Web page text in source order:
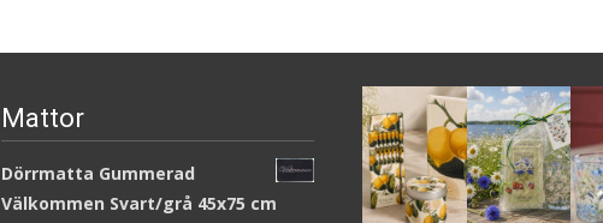
Mattor
Dörrmatta Gummerad
Välkommen Svart/grå 45x75 cm